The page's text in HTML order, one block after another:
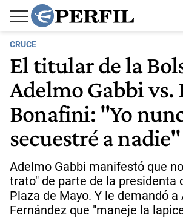
CRUCE
El titular de la
Adelmo Gabbi vs.
Bonafini: "Yo
secuestré a nadie"
Adelmo Gabbi manifestó que
trato" de parte de la presidenta
Plaza de Mayo. Y le demandó a
Fernández que "maneje la